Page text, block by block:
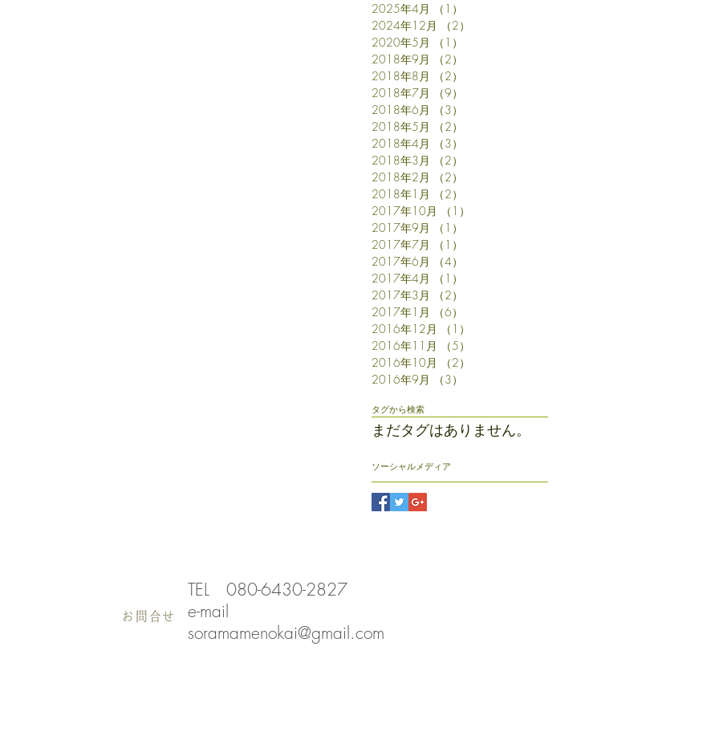
2025年4月 （1）
2024年12月
（2）
2020年5月
（1）
2018年9月
（2）
2018年8月
（2）
2018年7月
（9）
2018年6月
（3）
2018年5月
（2）
2018年4月
（3）
2018年3月
（2）
2018年2月
（2）
2018年1月
（2）
2017年10月
（1）
2017年9月
（1）
2017年7月
（1）
2017年6月
（4）
2017年4月
（1）
2017年3月
（2）
2017年1月
（6）
2016年12月
（1）
2016年11月
（5）
2016年10月
（2）
2016年9月
（3）
タグから検索
まだタグはありません。
ソーシャルメディア
TEL 080-6430-2827
e-mail
soramamenokai@gmail.com